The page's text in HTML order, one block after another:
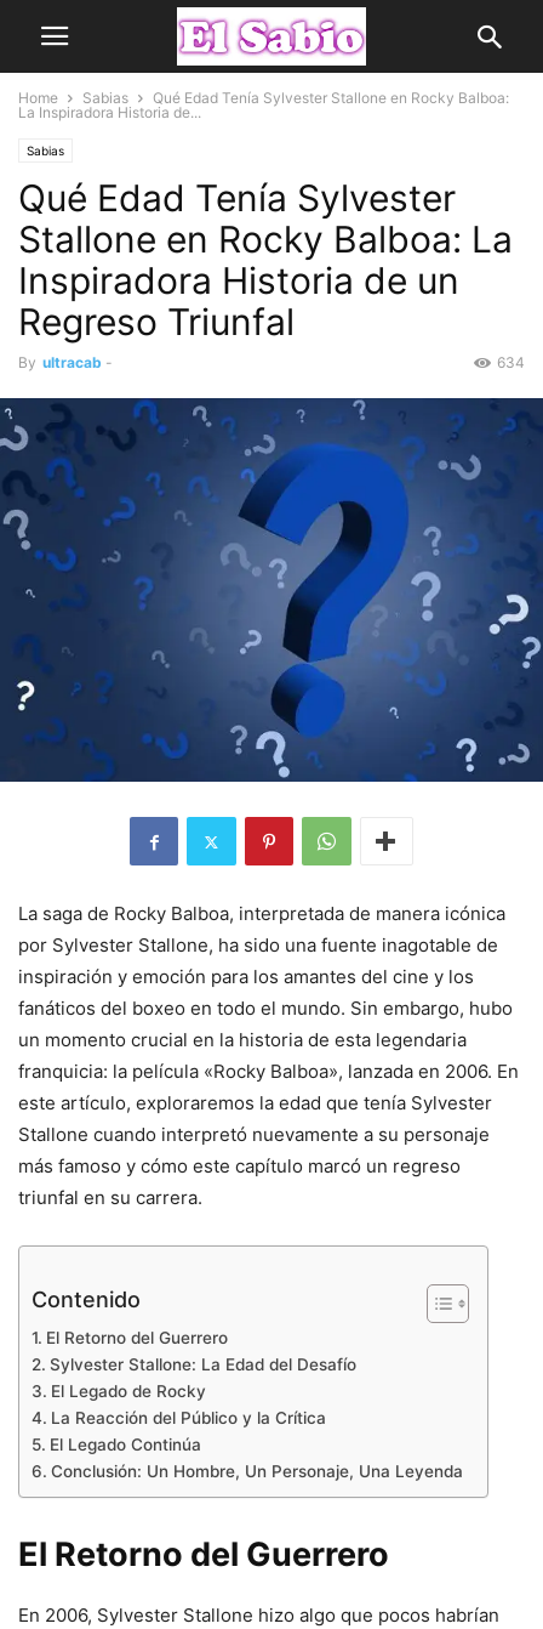
Home Sabias
Qué Edad Tenía Sylvester Stallone en Rocky Balboa:
La Inspiradora Historia de...
Sabias
Qué Edad Tenía Sylvester
Stallone en Rocky Balboa: La
Inspiradora Historia de un
Regreso Triunfal
By ultracab - 634
La saga de Rocky Balboa, interpretada de manera icónica
por Sylvester Stallone, ha sido una fuente inagotable de
inspiración y emoción para los amantes del cine y los
fanáticos del boxeo en todo el mundo. Sin embargo, hubo
un momento crucial en la historia de esta legendaria
franquicia: la película «Rocky Balboa», lanzada en 2006. En
este artículo, exploraremos la edad que tenía Sylvester
Stallone cuando interpretó nuevamente a su personaje
más famoso y cómo este capítulo marcó un regreso
triunfal en su carrera.
Contenido
El Retorno del Guerrero
Sylvester Stallone: La Edad del Desafío
El Legado de Rocky
La Reacción del Público y la Crítica
El Legado Continúa
Conclusión: Un Hombre, Un Personaje, Una Leyenda
El Retorno del Guerrero
En 2006, Sylvester Stallone hizo algo que pocos habrían